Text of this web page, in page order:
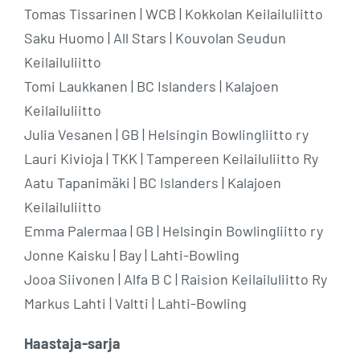
Tomas Tissarinen | WCB | Kokkolan Keilailuliitto
Saku Huomo | All Stars | Kouvolan Seudun
Keilailuliitto
Tomi Laukkanen | BC Islanders | Kalajoen
Keilailuliitto
Julia Vesanen | GB | Helsingin Bowlingliitto ry
Lauri Kivioja | TKK | Tampereen Keilailuliitto Ry
Aatu Tapanimäki | BC Islanders | Kalajoen
Keilailuliitto
Emma Palermaa | GB | Helsingin Bowlingliitto ry
Jonne Kaisku | Bay | Lahti-Bowling
Jooa Siivonen | Alfa B C | Raision Keilailuliitto Ry
Markus Lahti | Valtti | Lahti-Bowling
Haastaja-sarja